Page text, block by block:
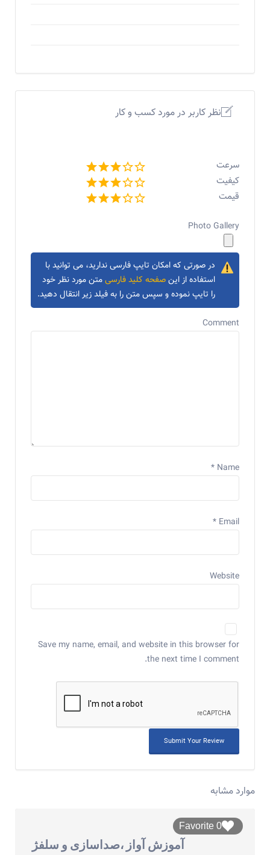
نظر کاربر در مورد کسب و کار
سرعت
کیفیت
قیمت
Photo Gallery
در صورتی که امکان تایپ فارسی ندارید، می توانید با
استفاده از اینصفحه کلید فارسیمتن مورد نظر خود
را تایپ نموده و سپس متن را به فیلد زیر انتقال دهید.
Comment
Name
*
Email
*
Website
Save my name, email, and website in this browser for
the next time I comment.
موارد مشابه
0 Favorite
آموزش آواز ،صداسازی و سلفژ